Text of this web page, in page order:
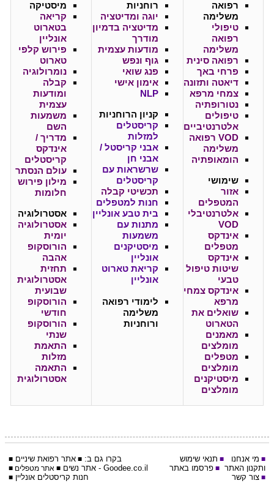
רפואה
משלימה
טיפולי
רפואה
משלימה
רפואה סינית
פרחי באך
דיאטה ותזונה
צמחי מרפא
נטורופתיה
טיפולים
אלטרנטיביים
VOD רפואה
משלימה
הומאופתיה
שימושי
אזור
המטפלים
אלטרנטיבלי
VOD
אינדקס
מטפלים
אינדקס
שיטות טיפול
טבעי
אינדקס צמחי
מרפא
שואלים את
הטארוט
מאמנים
מומלצים
מטפלים
מומלצים
מיסטיקנים
מומלצים
רוחניות
יוגה ומדיטציה
מדיטציה בדמיון
מודרך
מודעות עצמית
גוף ונפש
פנג שואי
אימון אישי
NLP
קניון הרוחניות
קריסטלים
למזלות
אבני קריסטל /
אבני חן
שרשראות עם
קריסטלים
תכשיטי קבלה
חנות למטפלים
בית טבע אונליין
מתנות עם
משמעות
מיסטיקנים
אונליין
קריאת טארוט
אונליין
לימודי רפואה
משלימה
ורוחניות
מיסטיקה
קריאה
בטארוט
אונליין
פירוש קלפי
טארוט
נומרולוגיה
קבלה
ומודעות
עצמית
משמעות
השם
מדריך /
אינדקס
קריסטלים
עולם הנסתר
מילון פירוש
חלומות
אסטרולוגיה
אסטרולוגיה
יומית
הורוסקופ
אהבה
תחזית
אסטרולוגית
שבועית
הורוסקופ
חודשי
הורוסקופ
שנתי
התאמת
מזלות
התאמה
אסטרולוגית
■ מי אנחנו ■ תנאי שימוש
ותקנון האתר ■ פרסמו באתר
■ צור קשר
בקרו גם ב: ■ אתר רפואת שיניים ■
Goodee.co.il - אתר נשים ■ אתר מטפלים ■
חנות קריסטלים אונליין ■